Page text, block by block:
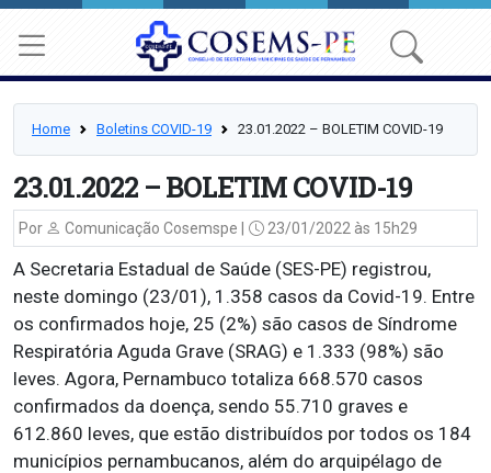
Home Boletins COVID-19 23.01.2022 – BOLETIM COVID-19
23.01.2022 – BOLETIM COVID-19
Por Comunicação Cosemspe | 23/01/2022 às 15h29
A Secretaria Estadual de Saúde (SES-PE) registrou,
neste domingo (23/01), 1.358 casos da Covid-19. Entre
os confirmados hoje, 25 (2%) são casos de Síndrome
Respiratória Aguda Grave (SRAG) e 1.333 (98%) são
leves. Agora, Pernambuco totaliza 668.570 casos
confirmados da doença, sendo 55.710 graves e
612.860 leves, que estão distribuídos por todos os 184
municípios pernambucanos, além do arquipélago de